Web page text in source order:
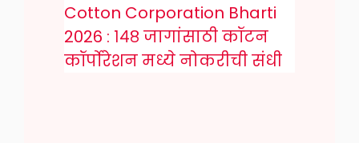
Cotton Corporation Bharti
2026 : १४८ जागांसाठी कॉटन
कॉर्पोरेशन मध्ये नोकरीची संधी